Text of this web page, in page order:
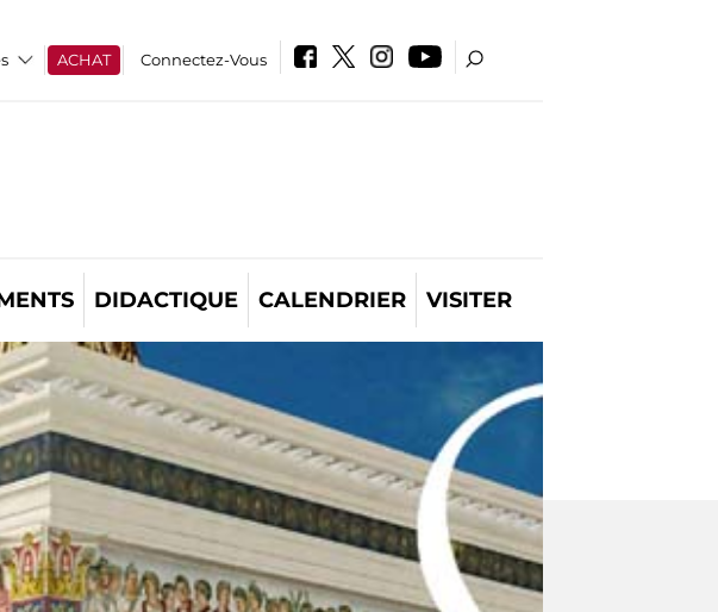
ACHAT Connectez-Vous
DIDACTIQUE CALENDRIER VISITER